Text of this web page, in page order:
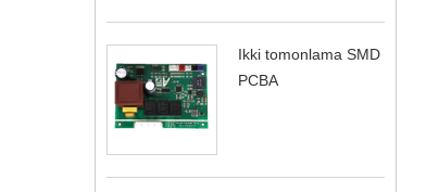
Ikki tomonlama SMD
PCBA